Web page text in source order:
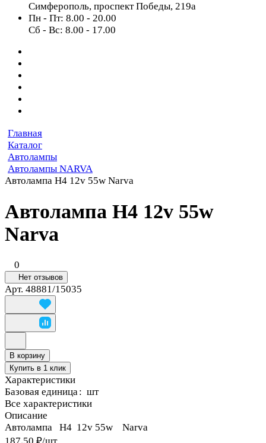
Симферополь, проспект Победы, 219а
Пн - Пт: 8.00 - 20.00
Сб - Вс: 8.00 - 17.00
Главная
Каталог
Автолампы
Автолампы NARVA
Автолампа H4 12v 55w Narva
Автолампа H4 12v 55w
Narva
0
Нет отзывов
Арт. 48881/15035
В корзину
Купить в 1 клик
Характеристики
Базовая единица : шт
Все характеристики
Описание
Автолампа H4 12v 55w Narva
187.50 ₽/шт